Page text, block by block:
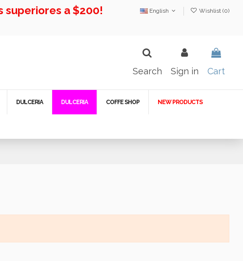
superiores a $200! English Wishlist (0)
Search Sign in Cart
DULCERIA DULCERIA COFFE SHOP NEW PRODUCTS